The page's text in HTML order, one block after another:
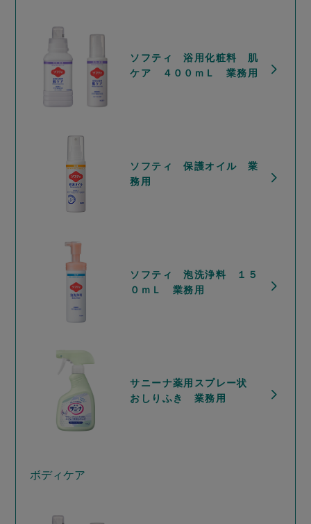
ソフティ 浴用化粧料 肌
ケア ４００ｍＬ 業務用
ソフティ 保護オイル 業
務用
ソフティ 泡洗浄料 １５
０ｍＬ 業務用
サニーナ薬用スプレー状
おしりふき 業務用
ボディケア